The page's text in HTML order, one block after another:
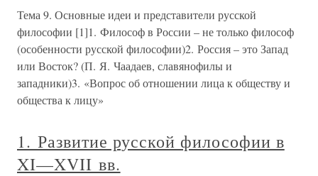
Тема 9. Основные идеи и представители русской
философии [1]1. Философ в России – не только философ
(особенности русской философии)2. Россия – это Запад
или Восток? (П. Я. Чаадаев, славянофилы и
западники)3. «Вопрос об отношении лица к обществу и
общества к лицу»
1. Развитие русской философии в
XI—XVII вв.